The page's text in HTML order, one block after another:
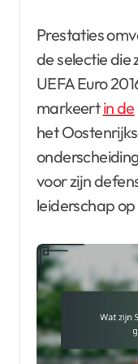
Prestaties
de selectie die
UEFA Euro
markeertin de
het
voor zijn
leiderschap